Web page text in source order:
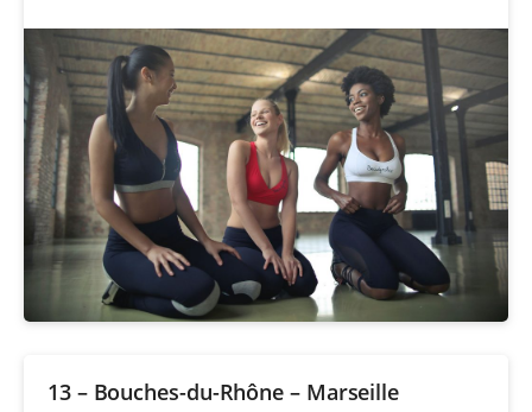
13 – Bouches-du-Rhône – Marseille